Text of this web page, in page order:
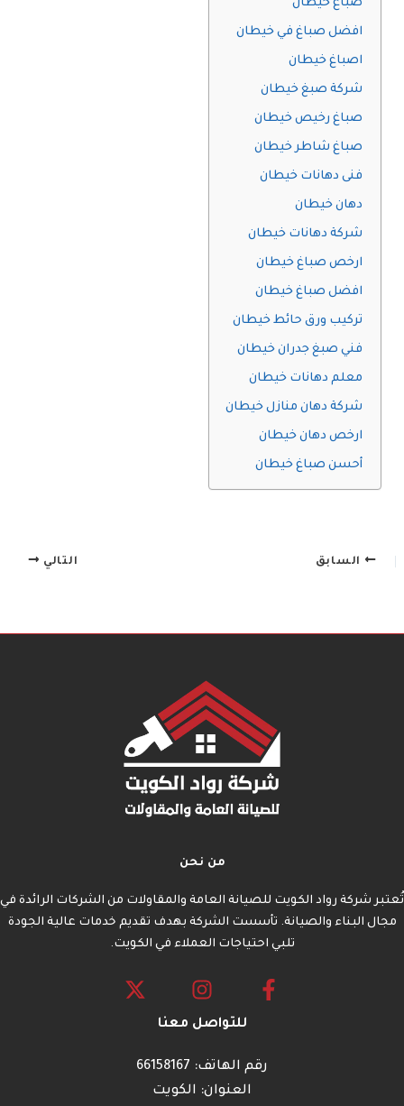
صباغ خيطان
افضل صباغ في خيطان
اصباغ خيطان
شركة صبغ خيطان
صباغ رخيص خيطان
صباغ شاطر خيطان
فنى دهانات خيطان
دهان خيطان
شركة دهانات خيطان
ارخص صباغ خيطان
افضل صباغ خيطان
تركيب ورق حائط خيطان
فني صبغ جدران خيطان
معلم دهانات خيطان
شركة دهان منازل خيطان
ارخص دهان خيطان
أحسن صباغ خيطان
السابق التالي
من نحن
تُعتبر شركة رواد الكويت للصيانة العامة والمقاولات من الشركات الرائدة في
مجال البناء والصيانة. تأسست الشركة بهدف تقديم خدمات عالية الجودة
تلبي احتياجات العملاء في الكويت.
للتواصل معنا
رقم الهاتف: 66158167
العنوان: الكويت